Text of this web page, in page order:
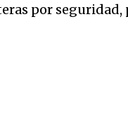
por seguridad,